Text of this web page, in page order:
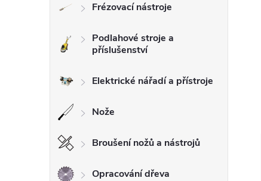
Frézovací nástroje
Podlahové stroje a
příslušenství
Elektrické nářadí a přístroje
Nože
Broušení nožů a nástrojů
Opracování dřeva